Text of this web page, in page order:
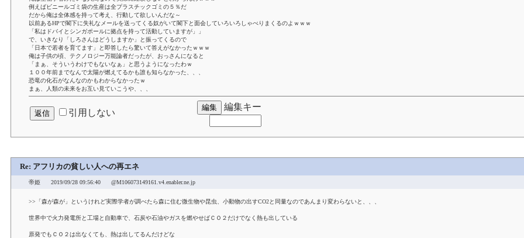
例えばビニールゴミ袋の生産は全プラスチックゴミの５％だ
だから俺は全体感を持って考え、行動して欲しいんだな～
以前あるHPで閣下に失礼なメールを送ってくる奴がいて閣下と面会していろいろしゃべりまくるのよｗｗｗ
「私はドバイとシンガポールに拠点を持って活動していますが」」
で、いきなり「しろさんはどうしますか」と振ってくるので
「日本で若者を育てます」と即答したら驚いて答えがなかったｗｗｗ
俺は子供の頃、テクノロジー万能論者だったが、おっさんになると
「まぁ、そういうわけでもないなぁ」と思うようになったわｗ
１００年前までなんで太陽が燃えてるかも誰も知らなかった、、、
恐竜の化石がなんなのかもわからなかったｗ
まぁ、人類の未来をお互い見ていこうや、、、
引用しない
編集キー
Re: アフリカの貧しい人への再エネ
帝姫 2019/09/28 09:56:40 @M106073149161.v4.enabler.ne.jp
>>「森が森が」というけれど実際学者が調べたら森に住む微生物や昆虫、小動物の出すCO2と同量なのであんまり変わらないと、、、
世界中で火力発電所と工場と自動車で、石炭や石油やガスを燃やせばＣＯ２だけでなく熱も出している
原発でもＣＯ２は出なくても、熱は出してるんだけどな